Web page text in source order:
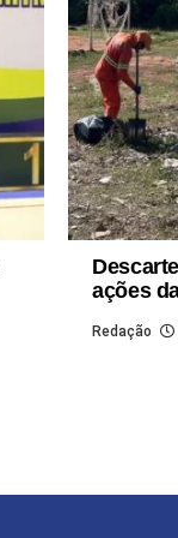
ações
Redação